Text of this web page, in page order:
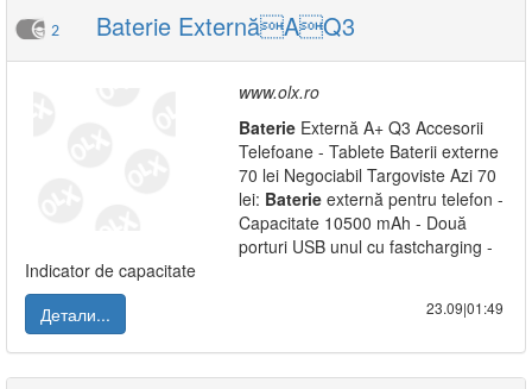
2 Baterie ExternăAQ3
www.olx.ro
Baterie Externă A+ Q3 Accesorii
Telefoane - Tablete Baterii externe
70 lei Negociabil Targoviste Azi 70
lei: Baterie externă pentru telefon -
Capacitate 10500 mAh - Două
porturi USB unul cu fastcharging -
Indicator de capacitate
Детали...
23.09|01:49